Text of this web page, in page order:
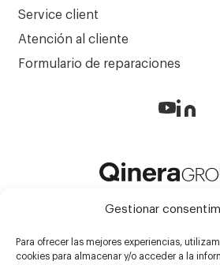
Gestionar
Para ofrecer las mejores experiencias,
cookies para almacenar y/o acceder a la
Service client
Atención al cliente
Formulario de reparaciones
Copyright Carima © - 2026